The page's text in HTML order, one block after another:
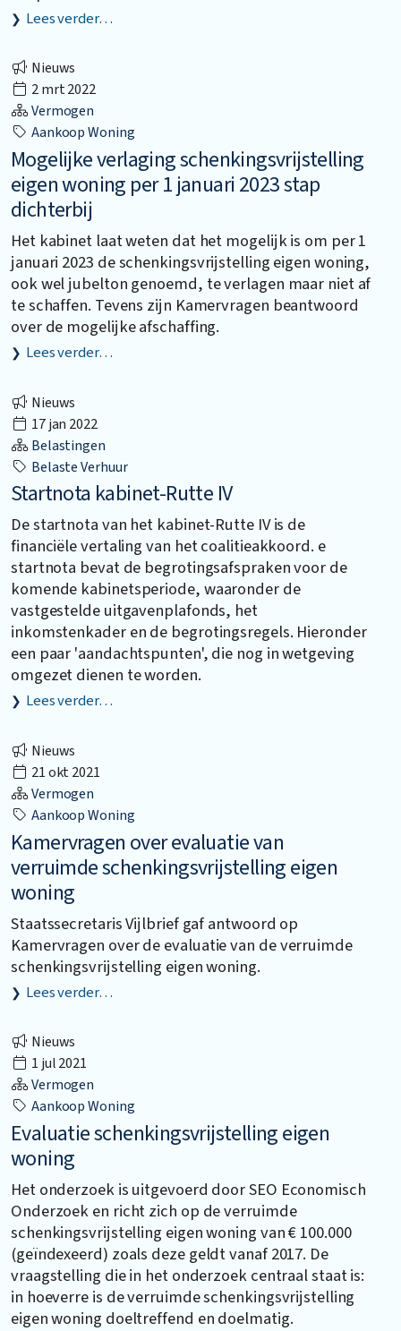
Lees verder…
Nieuws
2 mrt 2022
Vermogen
Aankoop Woning
Mogelijke verlaging schenkingsvrijstelling
eigen woning per 1 januari 2023 stap
dichterbij
Het kabinet laat weten dat het mogelijk is om per 1
januari 2023 de schenkingsvrijstelling eigen woning,
ook wel jubelton genoemd, te verlagen maar niet af
te schaffen. Tevens zijn Kamervragen beantwoord
over de mogelijke afschaffing.
Lees verder…
Nieuws
17 jan 2022
Belastingen
Belaste Verhuur
Startnota kabinet-Rutte IV
De startnota van het kabinet-Rutte IV is de
financiële vertaling van het coalitieakkoord. e
startnota bevat de begrotingsafspraken voor de
komende kabinetsperiode, waaronder de
vastgestelde uitgavenplafonds, het
inkomstenkader en de begrotingsregels. Hieronder
een paar 'aandachtspunten', die nog in wetgeving
omgezet dienen te worden.
Lees verder…
Nieuws
21 okt 2021
Vermogen
Aankoop Woning
Kamervragen over evaluatie van
verruimde schenkingsvrijstelling eigen
woning
Staatssecretaris Vijlbrief gaf antwoord op
Kamervragen over de evaluatie van de verruimde
schenkingsvrijstelling eigen woning.
Lees verder…
Nieuws
1 jul 2021
Vermogen
Aankoop Woning
Evaluatie schenkingsvrijstelling eigen
woning
Het onderzoek is uitgevoerd door SEO Economisch
Onderzoek en richt zich op de verruimde
schenkingsvrijstelling eigen woning van € 100.000
(geïndexeerd) zoals deze geldt vanaf 2017. De
vraagstelling die in het onderzoek centraal staat is:
in hoeverre is de verruimde schenkingsvrijstelling
eigen woning doeltreffend en doelmatig.